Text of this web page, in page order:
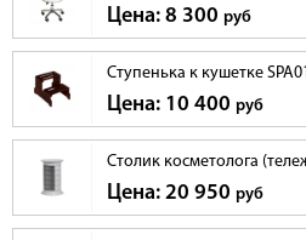
Цена: 8 300 руб
Ступенька к кушетке
Цена: 10 400 руб
Столик косметолога
Цена: 20 950 руб